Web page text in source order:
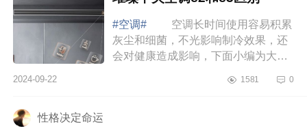
#空调#
空调长时间使用容易积累
灰尘和细菌，不光影响制冷效果，还
会对健康造成影响，下面小编为大家
璀璨中央空调c2和c3区别 海信璀
2024-09-22 1581 0
性格决定命运